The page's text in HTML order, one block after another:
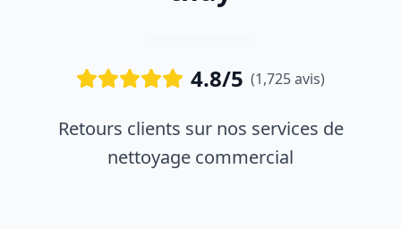
4.8/5 (1,725 avis)
Retours clients sur nos services de
nettoyage commercial